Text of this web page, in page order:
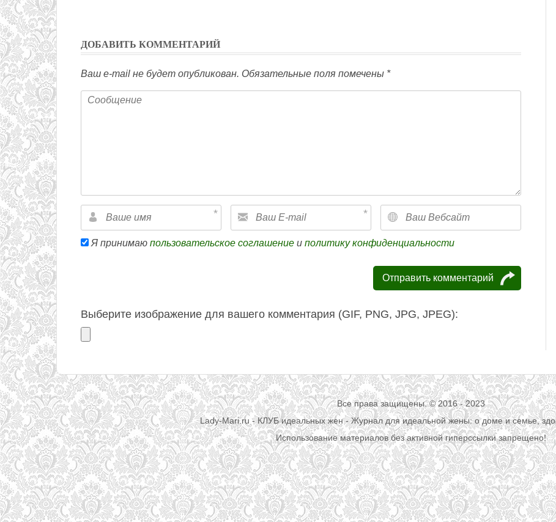
ДОБАВИТЬ КОММЕНТАРИЙ
Ваш e-mail не будет опубликован. Обязательные поля помечены *
Я принимаю пользовательское соглашение и политику конфиденциальности
Выберите изображение для вашего комментария (GIF, PNG, JPG, JPEG):
Все права защищены. © 2016 - 2023
Lady-Mari.ru - КЛУБ идеальных жен - Журнал для идеальной жены: о доме и семье,
Использование материалов без активной гиперссылки запрещено!